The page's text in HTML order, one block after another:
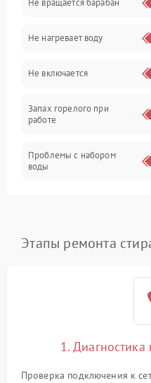
Слив
Программное
Не вращается барабан
Не нагревает воду
Не включается
Запах горелого при
работе
Проблемы с набором
воды
Этапы ремонта
1.
Проверка подключения к